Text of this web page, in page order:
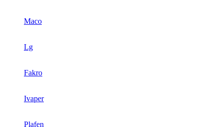
Maco
Lg
Fakro
Ivaper
Plafen